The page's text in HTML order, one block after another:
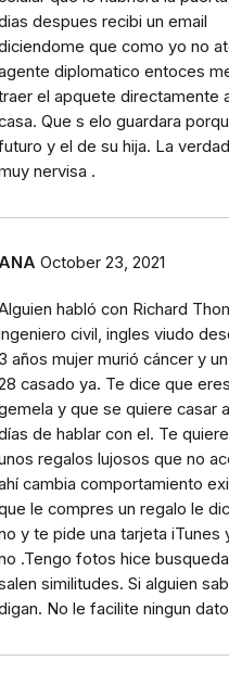
despues recibi un email
que como yo no
diplomatico entoces
el apquete directamente
Que s elo guardara
y el de su hija. La
nervisa .
ANA October 23, 2021
habló con Richard
civil, ingles viudo
3 años mujer murió cáncer y
casado ya. Te dice que
y que se quiere casar
de hablar con el. Te
regalos lujosos que no
cambia comportamiento
le compres un regalo le
y te pide una tarjeta iTunes
.Tengo fotos hice
similitudes. Si alguien
No le facilite ningun